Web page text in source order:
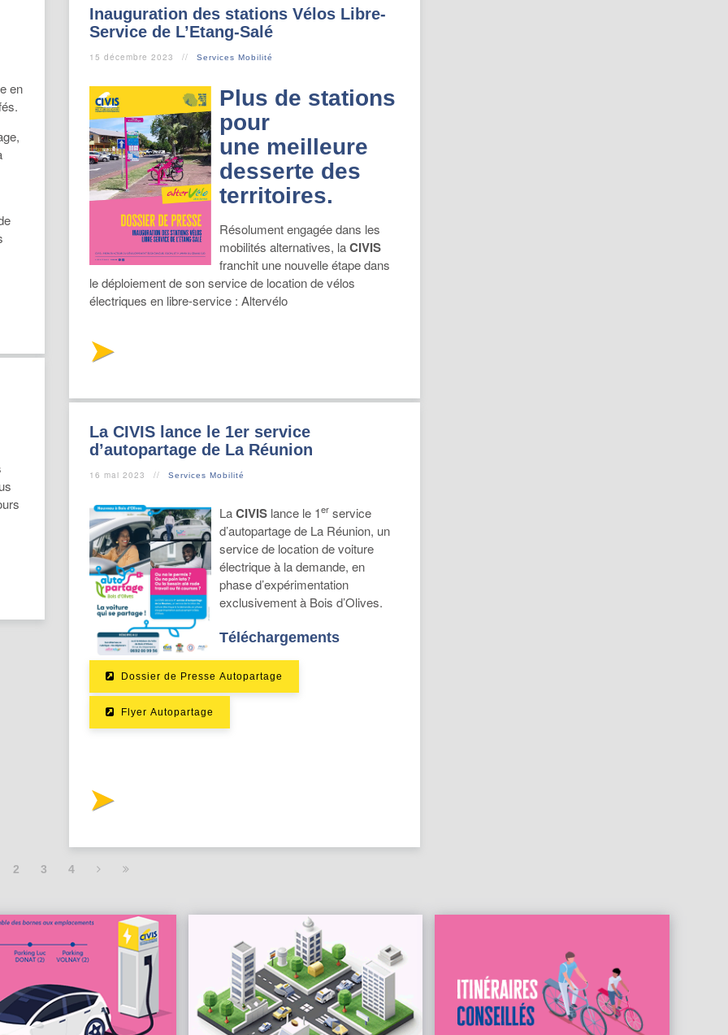
en
Inauguration des stations Vélos Libre-
Service de L’Etang-Salé
15 décembre 2023 Services Mobilité
Plus de stations
pour
une meilleure
desserte des
territoires.
Résolument engagée dans les
mobilités alternatives, laCIVIS
franchit une nouvelle étape dans
le déploiement de son service de location de vélos
électriques en libre-service : Altervélo
La CIVIS lance le 1er service
d’autopartage de La Réunion
16 mai 2023 Services Mobilité
LaCIVIS lance le 1er service
d’autopartage de La Réunion, un
service de location de voiture
électrique à la demande, en
phase d’expérimentation
exclusivement à Bois d’Olives.
Téléchargements
Dossier de Presse Autopartage
Flyer Autopartage
2 3 4